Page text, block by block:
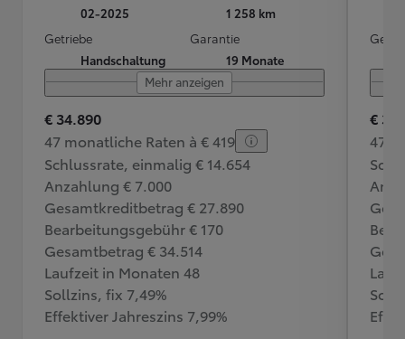
02-2025
1 258 km
Getriebe
Handschaltung
Garantie
19 Monate
Mehr anzeigen
€ 34.890
47 monatliche Raten à € 419
Schlussrate, einmalig € 14.654
Anzahlung € 7.000
Gesamtkreditbetrag € 27.890
Bearbeitungsgebühr € 170
Gesamtbetrag € 34.514
Laufzeit in Monaten 48
Sollzins, fix 7,49%
Effektiver Jahreszins 7,99%
€
47